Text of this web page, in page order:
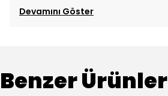
Devamını Göster
Benzer Ürünler